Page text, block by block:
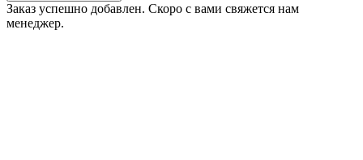
Заказ успешно добавлен. Скоро с вами свяжется нам
менеджер.